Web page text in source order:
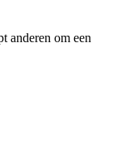
anderen om een